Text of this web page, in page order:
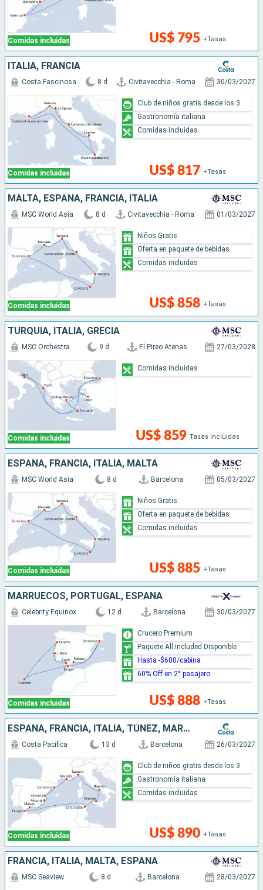
Comidas incluidas US$ 795 +Tasas
ITALIA, FRANCIA
Comidas incluidas
Costa Fascinosa 8 d Civitavecchia - Roma 30/03/2027
US$ 817 +Tasas
Club de niños gratis desde los 3
Gastronomía italiana
Comidas incluidas
MALTA, ESPAÑA, FRANCIA, ITALIA
Comidas incluidas
MSC World Asia 8 d Civitavecchia - Roma 01/03/2027
US$ 858 +Tasas
Niños Gratis
Oferta en paquete de bebidas
Comidas incluidas
TURQUÍA, ITALIA, GRECIA
Comidas incluidas
MSC Orchestra 9 d El Pireo Atenas 27/03/2028
US$ 859 Tasas incluidas
Comidas incluidas
ESPAÑA, FRANCIA, ITALIA, MALTA
Comidas incluidas
MSC World Asia 8 d Barcelona 05/03/2027
US$ 885 +Tasas
Niños Gratis
Oferta en paquete de bebidas
Comidas incluidas
MARRUECOS, PORTUGAL, ESPAÑA
Comidas incluidas
Celebrity Equinox 12 d Barcelona 30/03/2027
US$ 888 +Tasas
Crucero Premium
Paquete All Included Disponible
Hasta -$600/cabina
60% Off en 2° pasajero
ESPAÑA, FRANCIA, ITALIA, TÚNEZ, MARRUECOS
Comidas incluidas
Costa Pacifica 13 d Barcelona 26/03/2027
US$ 890 +Tasas
Club de niños gratis desde los 3
Gastronomía italiana
Comidas incluidas
FRANCIA, ITALIA, MALTA, ESPAÑA
MSC Seaview 8 d Barcelona 28/03/2027